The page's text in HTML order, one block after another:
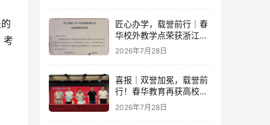
考
匠心办学，载誉前行｜春
华校外教学点荣获浙江财
经大学2025年度多项荣誉
2026年7月28日
喜报｜双誉加冕，载誉前
行！春华教育再获高校官
方重磅认可
2026年7月28日